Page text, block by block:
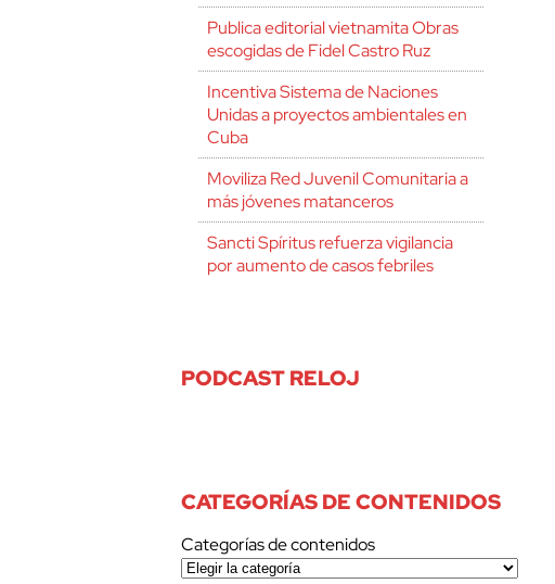
Publica editorial vietnamita Obras
escogidas de Fidel Castro Ruz
Incentiva Sistema de Naciones
Unidas a proyectos ambientales en
Cuba
Moviliza Red Juvenil Comunitaria a
más jóvenes matanceros
Sancti Spíritus refuerza vigilancia
por aumento de casos febriles
PODCAST RELOJ
CATEGORÍAS DE CONTENIDOS
Categorías de contenidos